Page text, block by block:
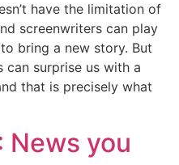
have the limitation of
screenwriters can play
bring a new story. But
can surprise us with a
that is precisely what
‌News‌ ‌you‌